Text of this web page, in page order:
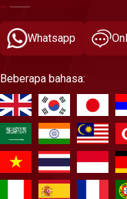
Whatsapp
Beberapa bahasa: